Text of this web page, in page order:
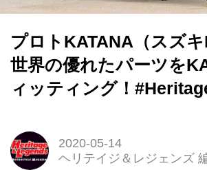
プロトKATANA（スズキ
世界の優れたパーツを
ィッティング！
2020-05-14
ヘリテイジ＆レジェンズ